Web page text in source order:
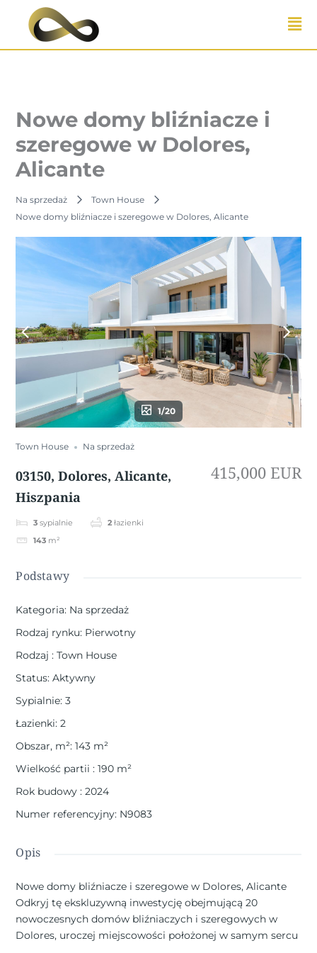
Przejdź
Nowe domy bliźniacze i
szeregowe w Dolores,
Alicante
Na sprzedaż
Town House
Nowe domy bliźniacze i szeregowe w Dolores, Alicante
1/20
Town House Na sprzedaż
03150, Dolores, Alicante,
Hiszpania
3 sypialnie 2 łazienki
143 m²
415,000 EUR
Podstawy
Kategoria: Na sprzedaż
Rodzaj rynku: Pierwotny
Rodzaj: Town House
Status: Aktywny
Sypialnie: 3
Łazienki: 2
Obszar, m²: 143 m²
Wielkość partii: 190 m²
Rok budowy: 2024
Numer referencyjny: N9083
Opis
Nowe domy bliźniacze i szeregowe w Dolores, Alicante
Odkryj tę ekskluzywną inwestycję obejmującą 20
nowoczesnych domów bliźniaczych i szeregowych w
Dolores, uroczej miejscowości położonej w samym sercu